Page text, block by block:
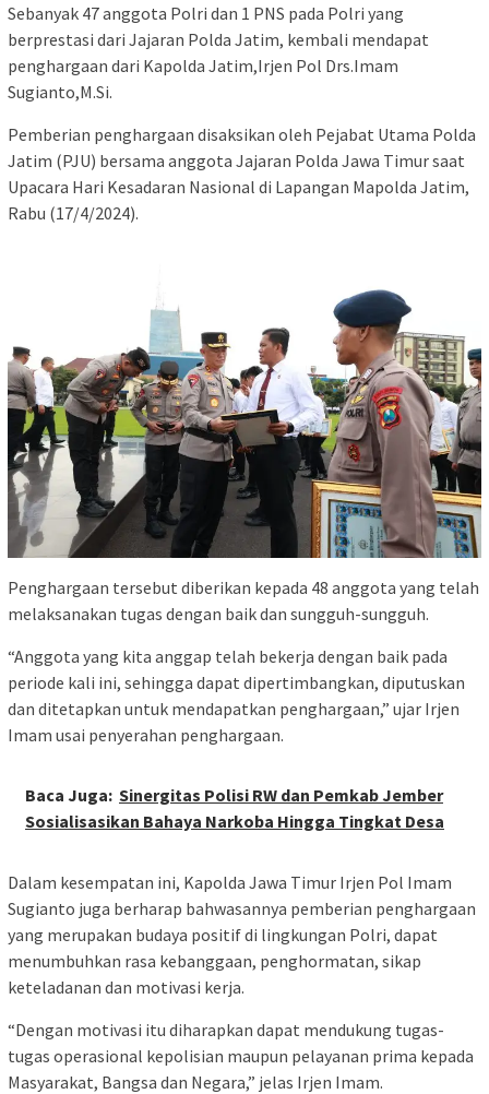
Sebanyak 47 anggota Polri dan 1 PNS pada Polri yang
berprestasi dari Jajaran Polda Jatim, kembali mendapat
penghargaan dari Kapolda Jatim,Irjen Pol Drs.Imam
Sugianto,M.Si.
Pemberian penghargaan disaksikan oleh Pejabat Utama Polda
Jatim (PJU) bersama anggota Jajaran Polda Jawa Timur saat
Upacara Hari Kesadaran Nasional di Lapangan Mapolda Jatim,
Rabu (17/4/2024).
Penghargaan tersebut diberikan kepada 48 anggota yang telah
melaksanakan tugas dengan baik dan sungguh-sungguh.
“Anggota yang kita anggap telah bekerja dengan baik pada
periode kali ini, sehingga dapat dipertimbangkan, diputuskan
dan ditetapkan untuk mendapatkan penghargaan,” ujar Irjen
Imam usai penyerahan penghargaan.
Baca Juga: Sinergitas Polisi RW dan Pemkab Jember
Sosialisasikan Bahaya Narkoba Hingga Tingkat Desa
Dalam kesempatan ini, Kapolda Jawa Timur Irjen Pol Imam
Sugianto juga berharap bahwasannya pemberian penghargaan
yang merupakan budaya positif di lingkungan Polri, dapat
menumbuhkan rasa kebanggaan, penghormatan, sikap
keteladanan dan motivasi kerja.
“Dengan motivasi itu diharapkan dapat mendukung tugas-
tugas operasional kepolisian maupun pelayanan prima kepada
Masyarakat, Bangsa dan Negara,” jelas Irjen Imam.